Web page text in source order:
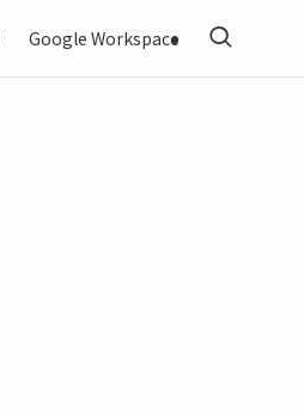
Google Workspace